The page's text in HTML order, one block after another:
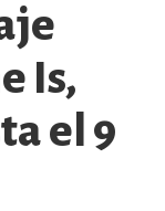
Is,
el 9